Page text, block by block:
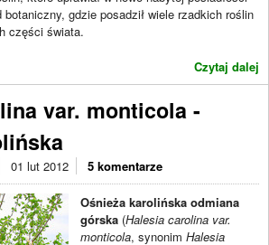
botaniczny, gdzie posadził wiele rzadkich roślin
części świata.
Czytaj dalej
var. monticola -
01 lut 2012 5 komentarze
Ośnieża karolińska odmiana
górska (Halesia carolina var.
monticola, synonim Halesia